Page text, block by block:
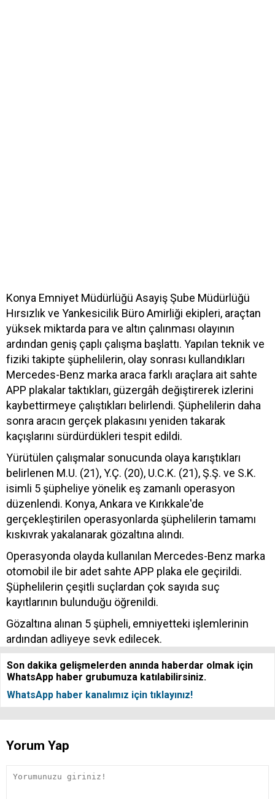
Konya Emniyet Müdürlüğü Asayiş Şube Müdürlüğü
Hırsızlık ve Yankesicilik Büro Amirliği ekipleri, araçtan
yüksek miktarda para ve altın çalınması olayının
ardından geniş çaplı çalışma başlattı. Yapılan teknik ve
fiziki takipte şüphelilerin, olay sonrası kullandıkları
Mercedes-Benz marka araca farklı araçlara ait sahte
APP plakalar taktıkları, güzergâh değiştirerek izlerini
kaybettirmeye çalıştıkları belirlendi. Şüphelilerin daha
sonra aracın gerçek plakasını yeniden takarak
kaçışlarını sürdürdükleri tespit edildi.
Yürütülen çalışmalar sonucunda olaya karıştıkları
belirlenen M.U. (21), Y.Ç. (20), U.C.K. (21), Ş.Ş. ve S.K.
isimli 5 şüpheliye yönelik eş zamanlı operasyon
düzenlendi. Konya, Ankara ve Kırıkkale'de
gerçekleştirilen operasyonlarda şüphelilerin tamamı
kıskıvrak yakalanarak gözaltına alındı.
Operasyonda olayda kullanılan Mercedes-Benz marka
otomobil ile bir adet sahte APP plaka ele geçirildi.
Şüphelilerin çeşitli suçlardan çok sayıda suç
kayıtlarının bulunduğu öğrenildi.
Gözaltına alınan 5 şüpheli, emniyetteki işlemlerinin
ardından adliyeye sevk edilecek.
Son dakika gelişmelerden anında haberdar olmak için
WhatsApp haber grubumuza katılabilirsiniz.
WhatsApp haber kanalımız için tıklayınız!
Yorum Yap